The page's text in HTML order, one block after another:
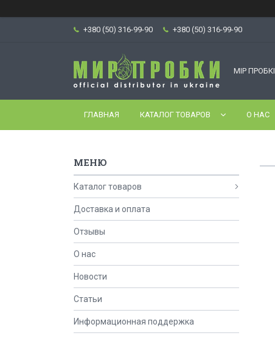
+380 (50) 316-99-90 +380 (50) 316-99-90
МІР ПРОБКІ
ГЛАВНАЯ КАТАЛОГ ТОВАРОВ О НАС
Каталог товаров
Доставка и оплата
Отзывы
О нас
Новости
Статьи
Информационная поддержка